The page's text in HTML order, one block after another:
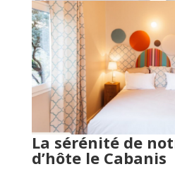
La sérénité de
d’hôte le Cabanis